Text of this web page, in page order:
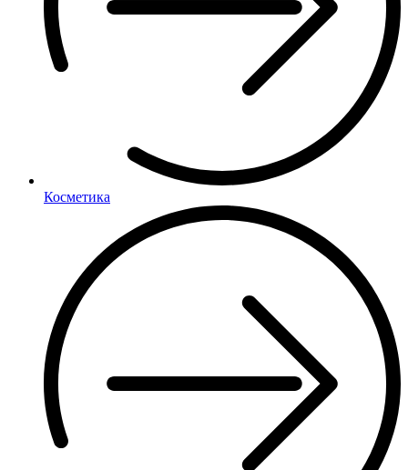
Косметика